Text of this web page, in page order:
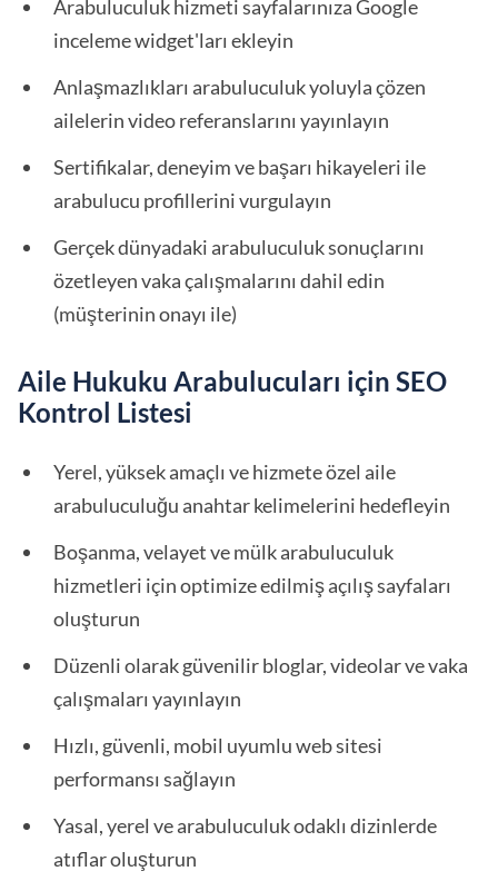
Arabuluculuk hizmeti sayfalarınıza Google
inceleme widget'ları ekleyin
Anlaşmazlıkları arabuluculuk yoluyla çözen
ailelerin video referanslarını yayınlayın
Sertifikalar, deneyim ve başarı hikayeleri ile
arabulucu profillerini vurgulayın
Gerçek dünyadaki arabuluculuk sonuçlarını
özetleyen vaka çalışmalarını dahil edin
(müşterinin onayı ile)
Aile Hukuku Arabulucuları için SEO
Kontrol Listesi
Yerel, yüksek amaçlı ve hizmete özel aile
arabuluculuğu anahtar kelimelerini hedefleyin
Boşanma, velayet ve mülk arabuluculuk
hizmetleri için optimize edilmiş açılış sayfaları
oluşturun
Düzenli olarak güvenilir bloglar, videolar ve vaka
çalışmaları yayınlayın
Hızlı, güvenli, mobil uyumlu web sitesi
performansı sağlayın
Yasal, yerel ve arabuluculuk odaklı dizinlerde
atıflar oluşturun